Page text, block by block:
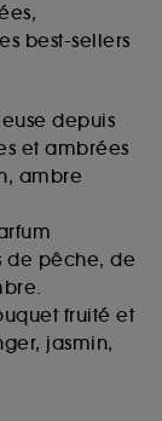
best-sellers
depuis
et ambrées
ambre
de pêche, de
fruité et
jasmin,